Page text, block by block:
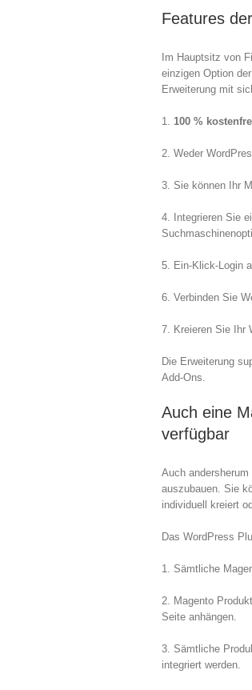
Features
Im Hauptsitz von
einzigen Option
Erweiterung mit
1. 100 %
2. Weder
3. Sie können Ihr
4. Integrieren Sie
5. Ein-Klick-Login
6. Verbinden Sie
7. Kreieren Sie Ihr
Die Erweiterung
Add-Ons.
Auch eine
verfügbar
Auch
auszubauen. Sie
individuell kreiert
Das WordPress
1. Sämtliche
2. Magento
Seite anhängen.
3. Sämtliche
integriert werden.